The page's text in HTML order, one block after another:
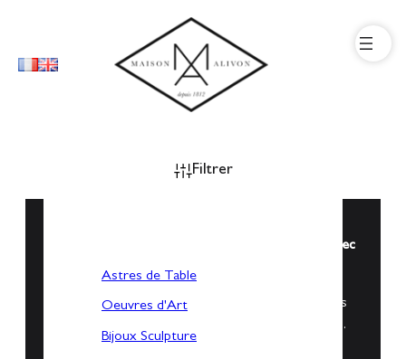
Filtrer
Astres de Table
Oeuvres d'Art
Bijoux Sculpture
Vous souhaitez personnaliser votre objet d’Art avec
un mot, une intention ?
Dites nous le mot qui a du sens pour vous et nous
imaginerons une création sur mesure pour vous…